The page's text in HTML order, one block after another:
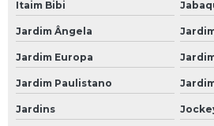
Rack industrial com painel
Recuperação de driver
Recuperação de módulos eletrônicos
Recuperação de placas eletrônicas
Itaim Bibi
Jardim Ângela
Jardim Europa
Jardim Paulistano
Jardins